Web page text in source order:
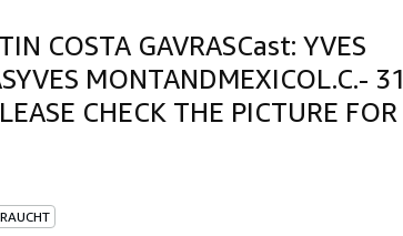
COSTA GAVRASCast: YVES
MONTANDMEXICOL.C.- 31
CHECK THE PICTURE FOR